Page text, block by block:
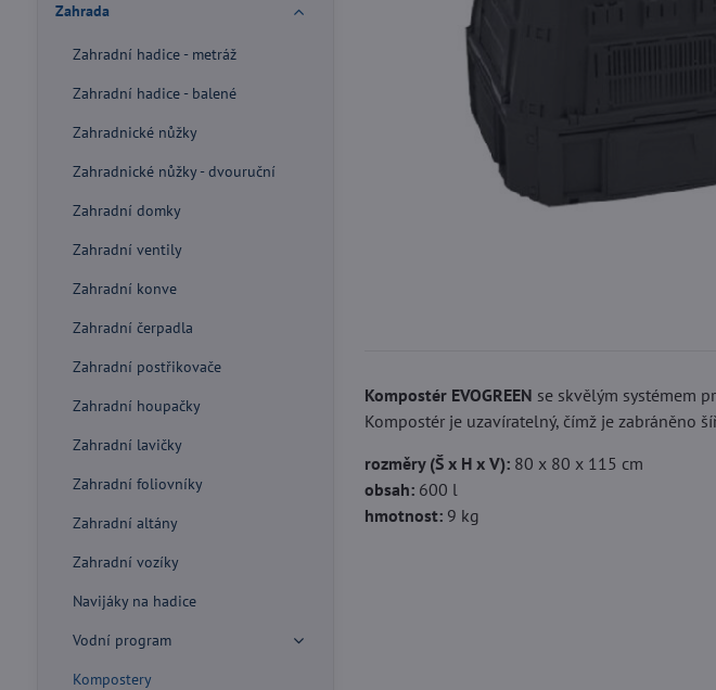
Kompostér EVOGREEN se skvělým systémem
Kompostér je uzavíratelný, čímž je zabráněno
rozměry (Š x H x V): 80 x 80 x 115 cm
obsah: 600 l
hmotnost: 9 kg
Zahrada
Zahradní hadice - metráž
Zahradní hadice - balené
Zahradnické nůžky
Zahradnické nůžky - dvouruční
Zahradní domky
Zahradní ventily
Zahradní konve
Zahradní čerpadla
Zahradní postřikovače
Zahradní houpačky
Zahradní lavičky
Zahradní foliovníky
Zahradní altány
Zahradní vozíky
Navijáky na hadice
Vodní program
Kompostery